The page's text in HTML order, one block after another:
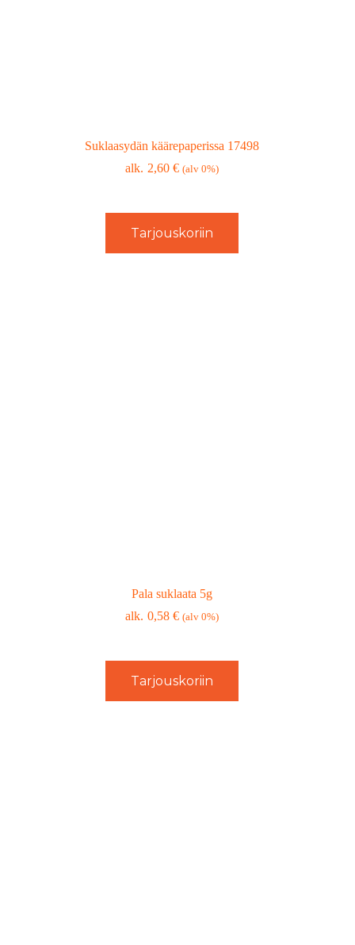
Suklaasydän käärepaperissa 17498
2,60€ (alv 0%)
Tarjouskoriin
Pala suklaata 5g
0,58€ (alv 0%)
Tarjouskoriin